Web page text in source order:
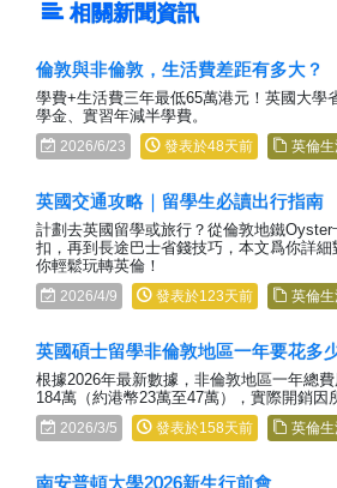
相關新聞資訊
倫敦與非倫敦，生活費差距有多大？
學費+生活費三年最低65萬港元！英國大學
學金、實習年減半學費。
2026/6/23 發表於48天前 英倫
英國交通攻略｜留學生必讀出行指南
計劃去英國留學或旅行？從倫敦地鐵
扣，再到長途巴士省錢技巧，本文爲你詳
你輕鬆玩轉英倫！
2026/4/9 發表於123天前 英倫
英國碩士留學非倫敦地區一年要花多
根據2026年最新數據，非倫敦地區一年總
184萬（約港幣23萬至47萬），實際開銷因
2026/3/5 發表於158天前 英倫
南安普頓大學2026新生行前會